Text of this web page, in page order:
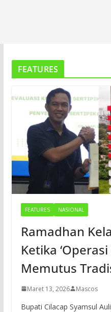
FEATURES
FEATURES NASIONAL
Ramadhan
Ketika ‘Operasi
Memutus
Maret 13, 2026 Mascos
Bupati Cilacap Syamsul